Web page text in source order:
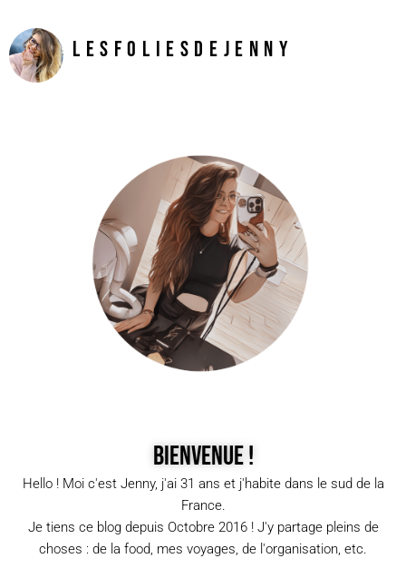
LesFoliesDeJenny
Bienvenue !
Hello ! Moi c'est Jenny, j'ai 31 ans et j'habite dans le sud de la
France.
Je tiens ce blog depuis Octobre 2016 ! J'y partage pleins de
choses : de la food, mes voyages, de l'organisation, etc.